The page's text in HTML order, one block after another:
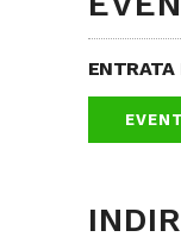
ENTRATA